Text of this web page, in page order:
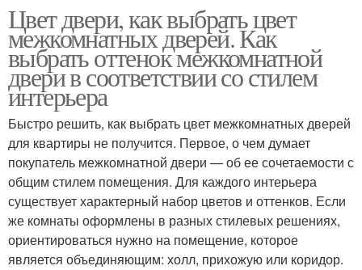
Цвет двери, как выбрать цвет
межкомнатных дверей. Как
выбрать оттенок межкомнатной
двери в соответствии со стилем
интерьера
Быстро решить, как выбрать цвет межкомнатных дверей
для квартиры не получится. Первое, о чем думает
покупатель межкомнатной двери — об ее сочетаемости с
общим стилем помещения. Для каждого интерьера
существует характерный набор цветов и оттенков. Если
же комнаты оформлены в разных стилевых решениях,
ориентироваться нужно на помещение, которое
является объединяющим: холл, прихожую или коридор.